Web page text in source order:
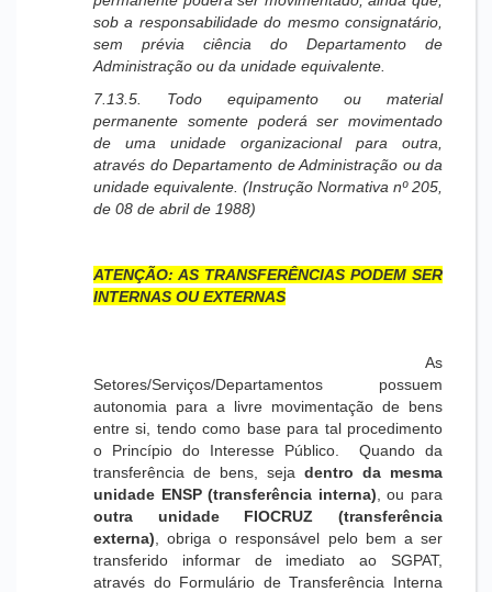
sob a responsabilidade do mesmo consignatário,
sem prévia ciência do Departamento de
Administração ou da unidade equivalente.
7.13.5. Todo equipamento ou material
permanente somente poderá ser movimentado
de uma unidade organizacional para outra,
através do Departamento de Administração ou da
unidade equivalente. (Instrução Normativa nº 205,
de 08 de abril de 1988)
ATENÇÃO: AS TRANSFERÊNCIAS PODEM SER
INTERNAS OU EXTERNAS
As
Setores/Serviços/Departamentos possuem
autonomia para a livre movimentação de bens
entre si, tendo como base para tal procedimento
o Princípio do Interesse Público. Quando da
transferência de bens, seja dentro da mesma
unidade ENSP (transferência interna) , ou para
outra unidade FIOCRUZ (transferência
externa) , obriga o responsável pelo bem a ser
transferido informar de imediato ao SGPAT,
através do Formulário de Transferência Interna